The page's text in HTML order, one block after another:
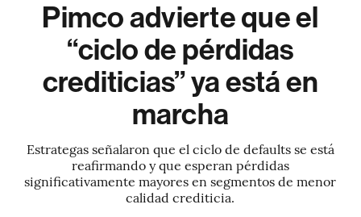
Pimco advierte que el
“ciclo de pérdidas
crediticias” ya está en
marcha
Estrategas señalaron que el ciclo de defaults se está
reafirmando y que esperan pérdidas
significativamente mayores en segmentos de menor
calidad crediticia.